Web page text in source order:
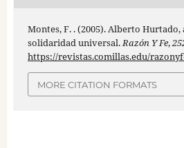
Montes, F. . (2005). Alberto
solidaridad universal.Razón Y Fe,
https://revistas.comillas.edu/
MORE CITATION FORMATS